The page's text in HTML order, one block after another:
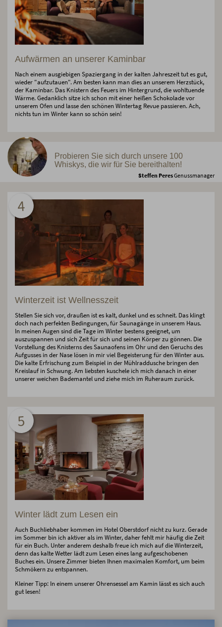
Aufwärmen an unserer Kaminbar
Nach einem ausgiebigen Spaziergang in der kalten Jahreszeit tut es gut,
wieder "aufzutauen". Am besten kann man dies an unserem Herzstück,
der Kaminbar. Das Knistern des Feuers im Hintergrund, die wohltuende
Wärme. Gedanklich sitze ich schon mit einer heißen Schokolade vor
unserem Ofen und lasse den schönen Wintertag Revue passieren. Ach,
nichts tun im Winter kann so schön sein!
Probieren Sie sich durch unsere 100
Whiskys, die wir für Sie bereithalten!
Steffen PeresGenussmanager
4
Winterzeit ist Wellnesszeit
Stellen Sie sich vor, draußen ist es kalt, dunkel und es schneit. Das klingt
doch nach perfekten Bedingungen, für Saunagänge in unserem Haus.
In meinen Augen sind die Tage im Winter bestens geeignet, um
auszuspannen und sich Zeit für sich und seinen Körper zu gönnen. Die
Vorstellung des Knisterns des Saunaofens im Ohr und den Geruchs des
Aufgusses in der Nase lösen in mir viel Begeisterung für den Winter aus.
Die kalte Erfrischung zum Beispiel in der Mühlraddusche bringen den
Kreislauf in Schwung. Am liebsten kuschele ich mich danach in einer
unserer weichen Bademantel und ziehe mich im Ruheraum zurück.
5
Winter lädt zum Lesen ein
Auch Buchliebhaber kommen im Hotel Oberstdorf nicht zu kurz. Gerade
im Sommer bin ich aktiver als im Winter, daher fehlt mir häufig die Zeit
für ein Buch. Unter anderem deshalb freue ich mich auf die Winterzeit,
denn das kalte Wetter lädt zum Lesen eines lang aufgeschobenen
Buches ein. Unsere Zimmer bieten Ihnen maximalen Komfort, um beim
Schmökern zu entspannen.
Kleiner Tipp: In einem unserer Ohrensessel am Kamin lässt es sich auch
gut lesen!